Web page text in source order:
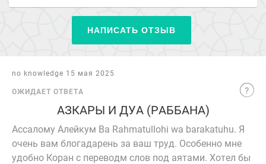
НАПИСАТЬ ОТЗЫВ
no knowledge 15 мая 2025
ОЖИДАЕТ ОТВЕТА
АЗКАРЫ И ДУА (РАББАНА)
Ассалому Алейкум Ва Rahmatullohi wa barakatuhu. Я
очень вам блогадарень за ваш труд. Особенно мне
удобно Коран с переводм слов под аятами. Хотел бы